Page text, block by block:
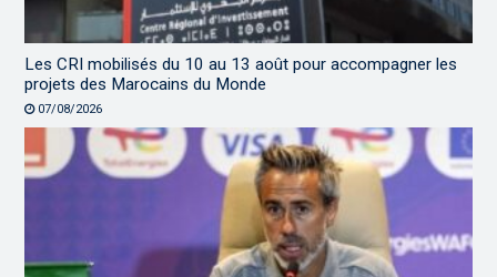
Les CRI mobilisés du 10 au 13 août pour accompagner les
projets des Marocains du Monde
07/08/2026